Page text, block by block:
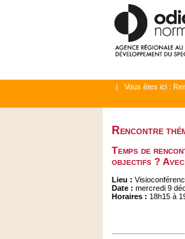
| Vous êtes ici :
Rencontre
Temps de
objectifs ? Avec
Lieu :
Date : mercredi 9
Horaires : 18h15 à